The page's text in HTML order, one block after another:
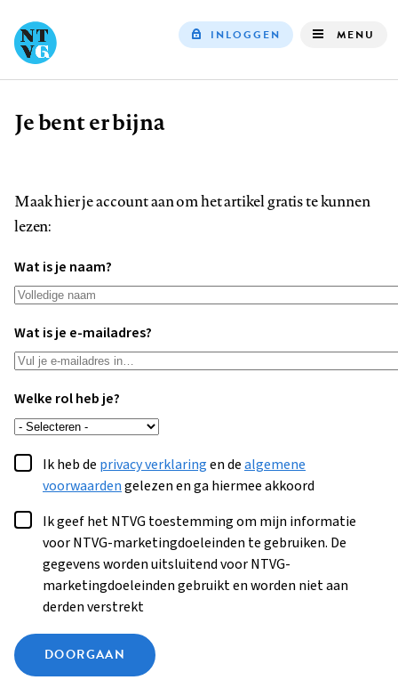
INLOGGEN MENU
Kruimelpad
Je bent er bijna
Maak hier je account aan om het artikel gratis te kunnen
lezen:
Wat is je naam?
Wat is je e-mailadres?
Welke rol heb je?
Ik heb de privacy verklaringen dealgemene
voorwaardengelezen en ga hiermee akkoord
Ik geef het NTVG toestemming om mijn informatie
voor NTVG-marketingdoeleinden te gebruiken. De
gegevens worden uitsluitend voor NTVG-
marketingdoeleinden gebruikt en worden niet aan
derden verstrekt
DOORGAAN